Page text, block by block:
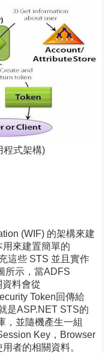
程式架構)
(WIF) 的架構來建
來建置簡單的
這些 STS 並且實作
所示，當ADFS
料會從
Token回傳給
是ASP.NET STS的
，並隨機產生一組
Key，Browser
者的相關資料。